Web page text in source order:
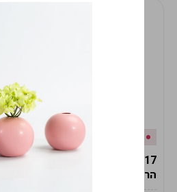
הרמס 19ס"מ -לבן נקי